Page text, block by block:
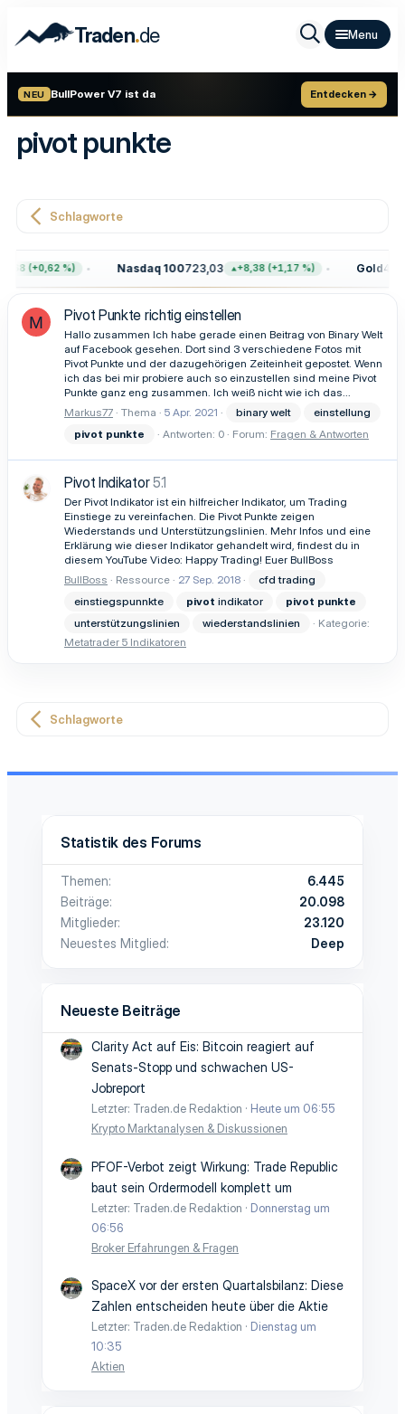
Traden.de
NEU BullPower V7 ist da Entdecken →
pivot punkte
Schlagworte
(+0,62 %) Nasdaq 100723,03 +8,38 (+1,17 %) Gold
M Pivot Punkte richtig einstellen
Hallo zusammen Ich habe gerade einen Beitrag von Binary Welt
auf Facebook gesehen. Dort sind 3 verschiedene Fotos mit
Pivot Punkte und der dazugehörigen Zeiteinheit gepostet. Wenn
ich das bei mir probiere auch so einzustellen sind meine Pivot
Punkte ganz eng zusammen. Ich weiß nicht wie ich das...
Markus77 Thema 5 Apr. 2021 binary welt
einstellung
pivot punkte Antworten: 0 Forum: Fragen & Antworten
Pivot Indikator5.1
Der Pivot Indikator ist ein hilfreicher Indikator, um Trading
Einstiege zu vereinfachen. Die Pivot Punkte zeigen
Wiederstands und Unterstützungslinien. Mehr Infos und eine
Erklärung wie dieser Indikator gehandelt wird, findest du in
diesem YouTube Video: Happy Trading! Euer BullBoss
BullBoss
Ressource 27 Sep. 2018
cfd trading
einstiegspunnkte
pivot indikator pivot punkte
unterstützungslinien
wiederstandslinien
Kategorie:
Metatrader 5 Indikatoren
Schlagworte
Statistik des Forums
Themen
6.445
Beiträge
20.098
Mitglieder
23.120
Neuestes Mitglied
Deep
Neueste Beiträge
Clarity Act auf Eis: Bitcoin reagiert auf
Senats-Stopp und schwachen US-
Jobreport
Letzter: Traden.de Redaktion
Heute um 06:55
Krypto Marktanalysen & Diskussionen
PFOF-Verbot zeigt Wirkung: Trade Republic
baut sein Ordermodell komplett um
Letzter: Traden.de Redaktion
Donnerstag um
06:56
Broker Erfahrungen & Fragen
SpaceX vor der ersten Quartalsbilanz: Diese
Zahlen entscheiden heute über die Aktie
Letzter: Traden.de Redaktion
Dienstag um
10:35
Aktien